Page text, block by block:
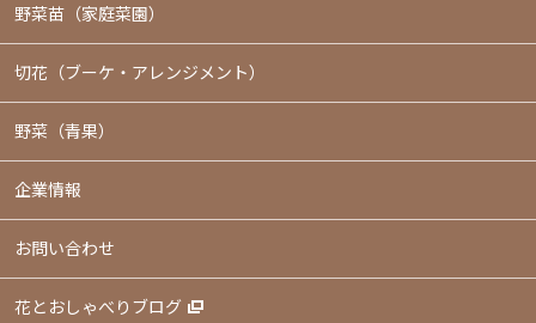
野菜苗（家庭菜園）
切花（ブーケ・アレンジメント）
野菜（青果）
企業情報
お問い合わせ
花とおしゃべりブログ